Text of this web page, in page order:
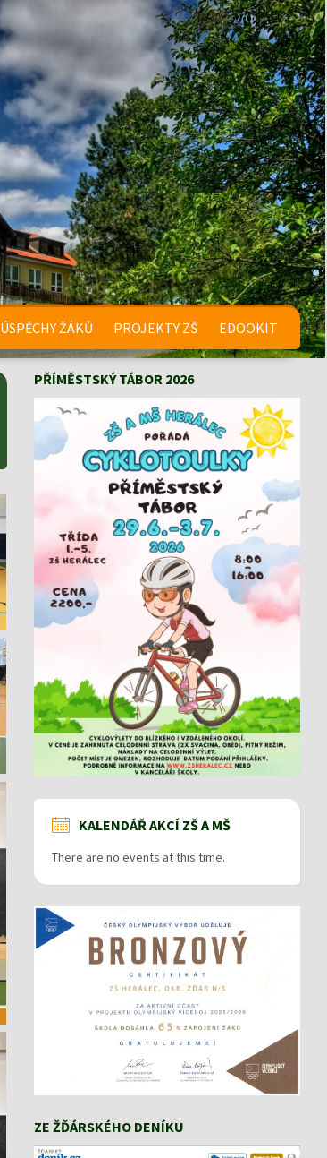
ÚSPĚCHY ŽÁKŮ PROJEKTY ZŠ EDOOKIT
PŘÍMĚSTSKÝ TÁBOR 2026
KALENDÁŘ AKCÍ ZŠ A MŠ
There are no events at this time.
ZE ŽĎÁRSKÉHO DENÍKU